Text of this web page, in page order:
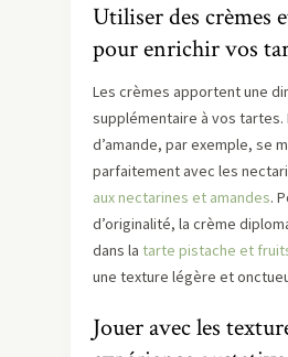
Utiliser des crèmes
pour enrichir vos
Les crèmes apportent une
supplémentaire à vos tartes.
d’amande, par exemple, se
parfaitement avec les
aux nectarines et amandes.
d’originalité, la crème
dans la tarte pistache et
une texture légère et
Jouer avec les